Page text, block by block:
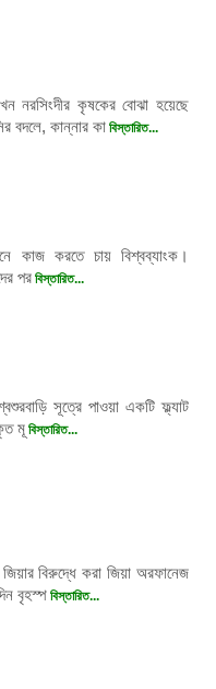
নরসিংদীর কৃষকের বোঝা হয়েছে
বদলে, কান্নার কা বিস্তারিত...
কাজ করতে চায় বিশ্বব্যাংক।
পর বিস্তারিত...
সূত্রে পাওয়া একটি ফ্ল্যাট
মূ বিস্তারিত...
জিয়ার বিরুদ্ধে করা জিয়া অরফানেজ
বৃহস্প বিস্তারিত...